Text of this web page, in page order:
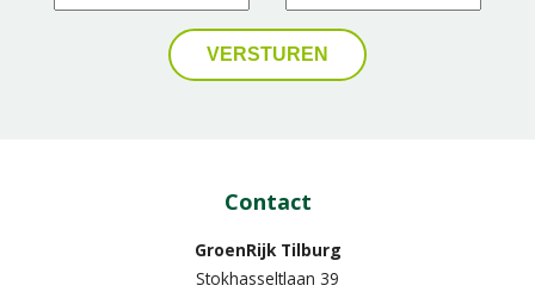
Contact
GroenRijk Tilburg
Stokhasseltlaan 39